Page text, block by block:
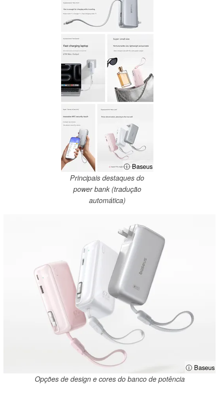
ⓘ Baseus
Principais destaques do
power bank (tradução
automática)
ⓘ Baseus
Opções de design e cores do banco de potência